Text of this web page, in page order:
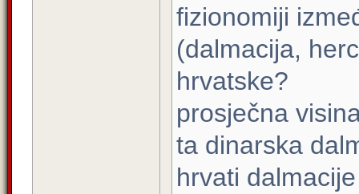
fizionomiji
(dalmacija,
hrvatske?
prosječna
ta dinarska
hrvati